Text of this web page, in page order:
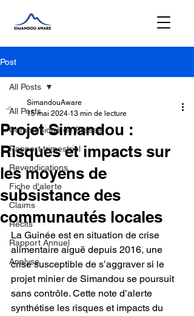
Post
All Posts
Communiqué de Presse
Rapport trimestriel
Revendications
Fiche d'alerte
Claims
Récits
Rapport Annuel
Analyse
All Posts
Projet Simandou :
Risques et impacts sur
les moyens de
subsistance des
communautés locales
SimandouAware
15 mai 2024 13 min de lecture
La Guinée est en situation de crise
alimentaire aiguë depuis 2016, une
crise susceptible de s’aggraver si le
projet minier de Simandou se poursuit
sans contrôle. Cette note d’alerte
synthétise les risques et impacts du